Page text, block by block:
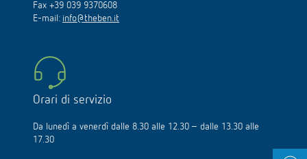
Fax +39 039 9370608
E-mail: info@theben.it
Orari di servizio
Da lunedì a venerdì dalle 8.30 alle 12.30 – dalle 13.30 alle
17.30